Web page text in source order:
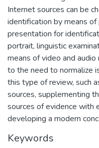
Internet sources can be
identification by means
presentation for
portrait, linguistic
means of video and
to the need to normalize
this type of review, such
sources, supplementing
sources of evidence with
developing a modern
Keywords